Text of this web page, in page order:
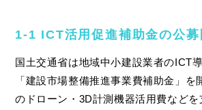
1‑1 ICT活用促進補助金の公募
国土交通省は地域中小建設業者のICT
「建設市場整備推進事業費補助金」を
のドローン・3D計測機器活用費などを